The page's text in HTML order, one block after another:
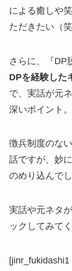
による癒しや
ただきたい（笑
さらに、『DP
DPを経験した
で、実話が元
深いポイント。
徴兵制度のな
話ですが、妙
のめり込んで
実話や元ネタ
ックしてみて
[jinr_fukidashi1